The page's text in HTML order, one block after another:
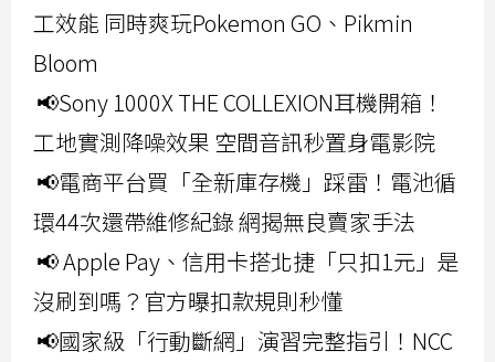
工效能 同時爽玩Pokemon GO、Pikmin
Bloom
📢Sony 1000X THE COLLEXION耳機開箱！
工地實測降噪效果 空間音訊秒置身電影院
📢電商平台買「全新庫存機」踩雷！電池循
環44次還帶維修紀錄 網揭無良賣家手法
📢 Apple Pay、信用卡搭北捷「只扣1元」是
沒刷到嗎？官方曝扣款規則秒懂
📢國家級「行動斷網」演習完整指引！NCC